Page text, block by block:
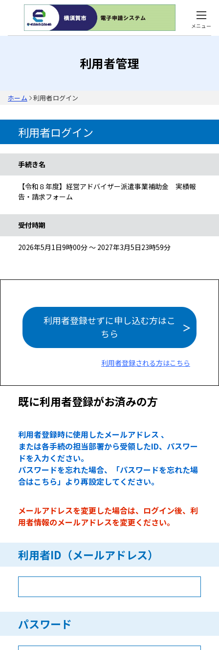
メニュー
利用者管理
ホーム 利用者ログイン
利用者ログイン
手続き名
【令和８年度】経営アドバイザー派遣事業補助金 実績報
告・請求フォーム
受付時期
2026年5月1日9時00分 ～ 2027年3月5日23時59分
利用者登録せずに申し込む方はこ
ちら
利用者登録される方はこちら
既に利用者登録がお済みの方
利用者登録時に使用したメールアドレス 、
または各手続の担当部署から受領したID、パスワー
ドを入力ください。
パスワードを忘れた場合、「パスワードを忘れた場
合はこちら」より再設定してください。
メールアドレスを変更した場合は、ログイン後、利
用者情報のメールアドレスを変更ください。
利用者ID（メールアドレス）
パスワード